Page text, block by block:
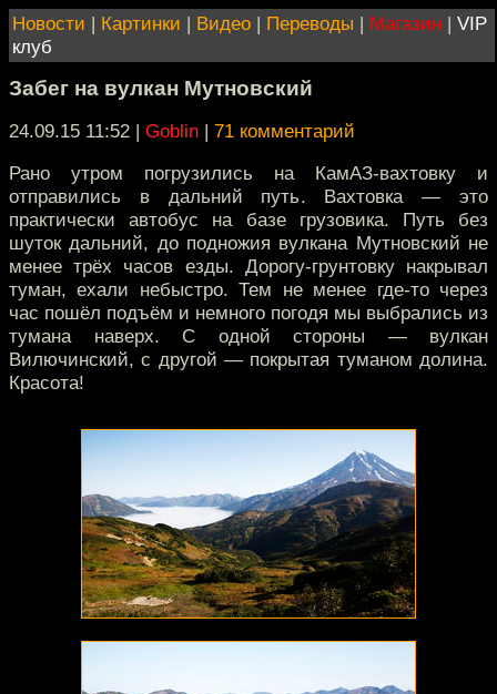
Новости | Картинки | Видео | Переводы | Магазин | VIP
клуб
Забег на вулкан Мутновский
24.09.15 11:52 | Goblin | 71 комментарий
Рано утром погрузились на КамАЗ-вахтовку и
отправились в дальний путь. Вахтовка — это
практически автобус на базе грузовика. Путь без
шуток дальний, до подножия вулкана Мутновский не
менее трёх часов езды. Дорогу-грунтовку накрывал
туман, ехали небыстро. Тем не менее где-то через
час пошёл подъём и немного погодя мы выбрались из
тумана наверх. С одной стороны — вулкан
Вилючинский, с другой — покрытая туманом долина.
Красота!